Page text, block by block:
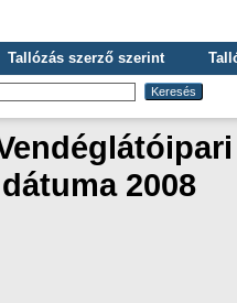
Tallózás szerző szerint
2008